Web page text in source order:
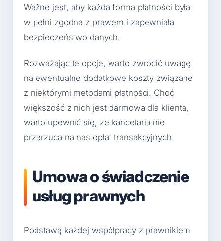
Ważne jest, aby każda forma płatności była
w pełni zgodna z prawem i zapewniała
bezpieczeństwo danych.
Rozważając te opcje, warto zwrócić uwagę
na ewentualne dodatkowe koszty związane
z niektórymi metodami płatności. Choć
większość z nich jest darmowa dla klienta,
warto upewnić się, że kancelaria nie
przerzuca na nas opłat transakcyjnych.
Umowa o świadczenie
usług prawnych
Podstawą każdej współpracy z prawnikiem